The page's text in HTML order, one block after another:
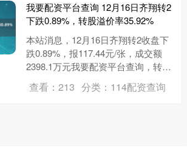
我要配资平台查询 12月16日齐翔转2
下跌0.89%，转股溢价率35.92%
本站消息，12月16日齐翔转2收盘下
跌0.89%，报117.44元/张，成交额
2398.1万元我要配资平台查询，转股
溢价率35.92%。 资料显示，齐翔转2
信用....
查看：213 分类：114配资查询